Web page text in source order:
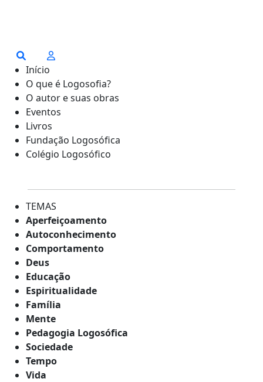
Início
O que é Logosofia?
O autor e suas obras
Eventos
Livros
Fundação Logosófica
Colégio Logosófico
TEMAS
Aperfeiçoamento
Autoconhecimento
Comportamento
Deus
Educação
Espiritualidade
Família
Mente
Pedagogia Logosófica
Sociedade
Tempo
Vida